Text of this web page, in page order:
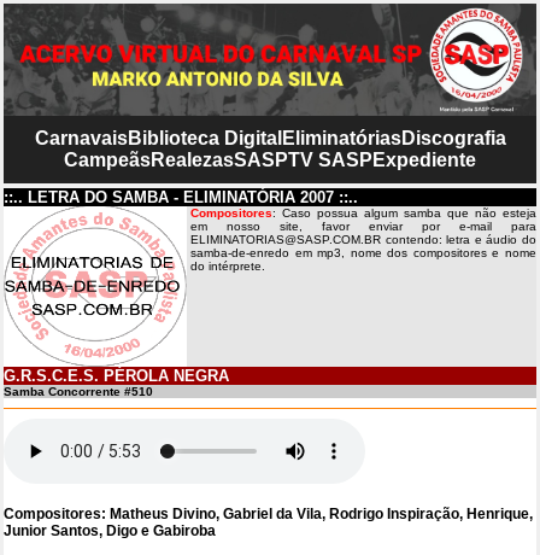
CarnavaisBiblioteca Digital EliminatóriasDiscografia
CampeãsRealezasSASPTV SASP Expediente
::.. LETRA DO SAMBA - ELIMINATÓRIA 2007 ::..
Compositores: Caso possua algum samba que não esteja
em nosso site, favor enviar por e-mail para
ELIMINATORIAS@SASP.COM.BR contendo: letra e áudio do
samba-de-enredo em mp3, nome dos compositores e nome
do intérprete.
G.R.S.C.E.S. PÉROLA NEGRA
Samba Concorrente #510
Compositores: Matheus Divino, Gabriel da Vila, Rodrigo Inspiração, Henrique,
Junior Santos, Digo e Gabiroba